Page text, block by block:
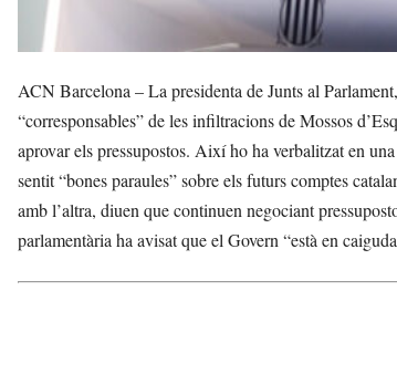
ACN Barcelona – La presidenta de Junts al
“corresponsables” de les infiltracions de Mossos
aprovar els pressupostos. Així ho ha verbalitzat en
sentit “bones paraules” sobre els futurs comptes
amb l’altra, diuen que continuen negociant
parlamentària ha avisat que el Govern “està en